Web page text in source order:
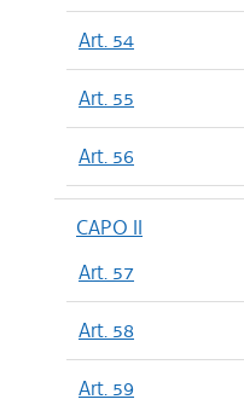
Art. 54
Art. 55
Art. 56
CAPO II
Art. 57
Art. 58
Art. 59